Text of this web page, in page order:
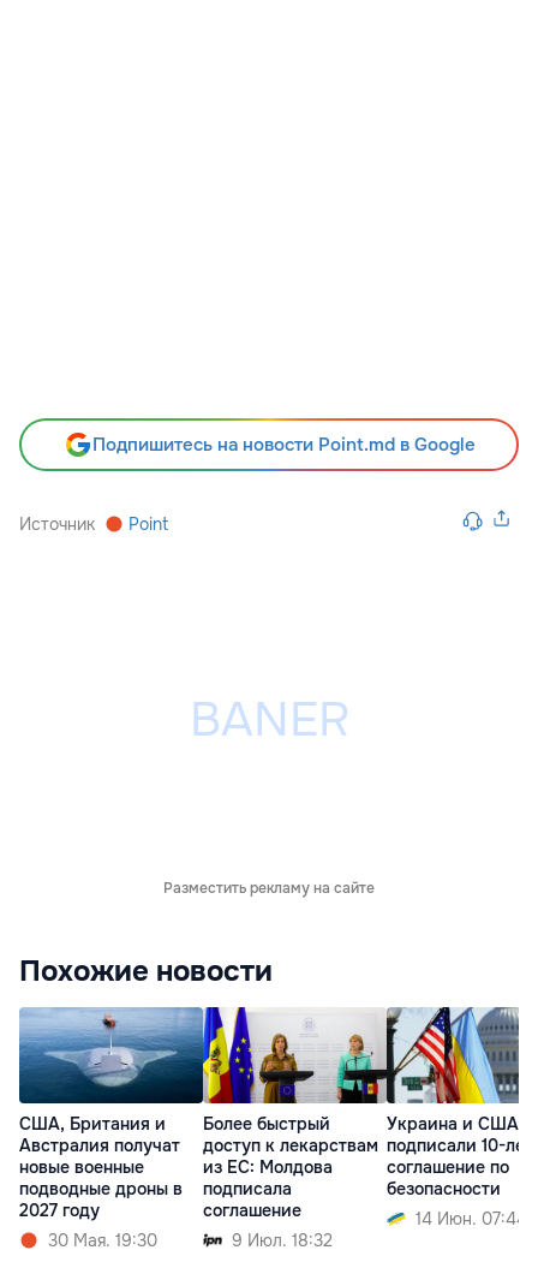
Подпишитесь на новости Point.md в Google
Источник Point
Разместить рекламу на сайте
Похожие новости
США, Британия и
Австралия получат
новые военные
подводные дроны в
2027 году
30 Мая. 19:30
Более быстрый
доступ к лекарствам
из ЕС: Молдова
подписала
соглашение
9 Июл. 18:32
Украина и США
подписали 10-
соглашение по
безопасности
14 Июн. 07:44